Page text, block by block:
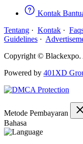
Kontak
Tentang · Kontak ·
Guidelines ·
Copyright © Blackexpo.
Powered by 401XD
Metode Pembayaran
Bahasa